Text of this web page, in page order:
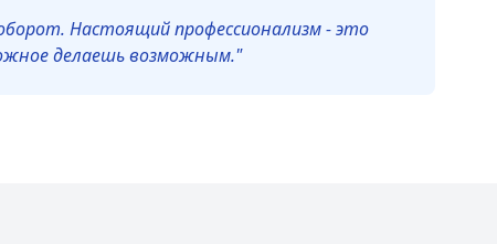
Настоящий профессионализм - это
делаешь возможным."